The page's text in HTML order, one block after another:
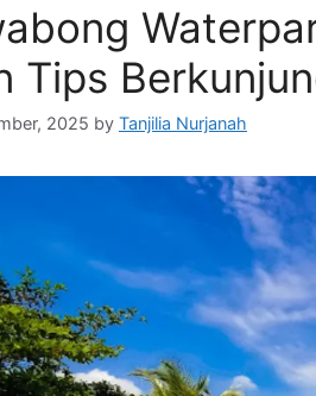
Tips
2025 by Tanjilia Nurjanah